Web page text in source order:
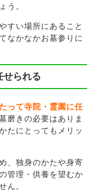
う。
すい場所にあること
なかなかお墓参りに
せられる
って寺院・霊園に任
磨きの必要はありま
たにとってもメリッ
、独身のかたや身寄
管理・供養を望むか
ん。